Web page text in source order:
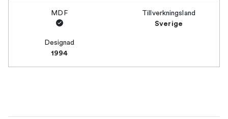
MDF Tillverkningsland
Sverige
Designad
1994